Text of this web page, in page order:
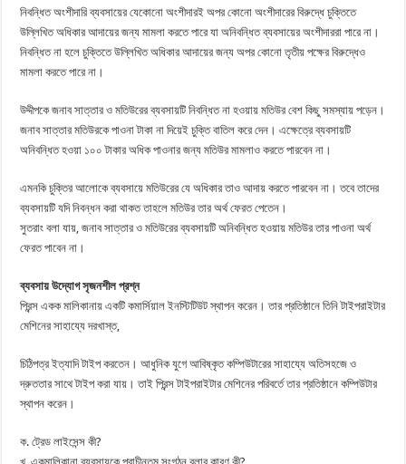
নিবন্ধিত অংশীদারি ব্যবসায়ের যেকোনো অংশীদারই অপর কোনো অংশীদারের বিরুদ্ধে চুক্তিতে
উল্লিখিত অধিকার আদায়ের জন্য মামলা করতে পারে যা অনিবন্ধিত ব্যবসায়ের অংশীদাররা পারে না।
নিবন্ধিত না হলে চুক্তিতে উল্লিখিত অধিকার আদায়ের জন্য অপর কোনো তৃতীয় পক্ষের বিরুদ্ধেও
মামলা করতে পারে না।
উদ্দীপকে জনাব সাত্তার ও মতিউরের ব্যবসায়টি নিবন্ধিত না হওয়ায় মতিউর বেশ কিছু সমস্যায় পড়েন।
জনাব সাত্তার মতিউরকে পাওনা টাকা না দিয়েই চুক্তি বাতিল করে দেন। এক্ষেত্রে ব্যবসায়টি
অনিবন্ধিত হওয়া ১০০ টাকার অধিক পাওনার জন্য মতিউর মামলাও করতে পারবেন না।
এমনকি চুক্তির আলোকে ব্যবসায়ে মতিউরের যে অধিকার তাও আদায় করতে পারবেন না। তবে তাদের
ব্যবসায়টি যদি নিবন্ধন করা থাকত তাহলে মতিউর তার অর্থ ফেরত পেতেন।
সুতরাং বলা যায়, জনাব সাত্তার ও মতিউরের ব্যবসায়টি অনিবন্ধিত হওয়ায় মতিউর তার পাওনা অর্থ
ফেরত পাবেন না।
ব্যবসায় উদ্যোগ সৃজনশীল প্রশ্ন
প্রিন্স একক মালিকানায় একটি কমার্সিয়াল ইনস্টিটিউট স্থাপন করেন। তার প্রতিষ্ঠানে তিনি টাইপরাইটার
মেশিনের সাহায্যে দরখাস্ত,
চিঠিপত্র ইত্যাদি টাইপ করতেন। আধুনিক যুগে আবিষ্কৃত কম্পিউটারের সাহায্যে অতিসহজে ও
দ্রুততার সাথে টাইপ করা যায়। তাই প্রিন্স টাইপরাইটার মেশিনের পরিবর্তে তার প্রতিষ্ঠানে কম্পিউটার
স্থাপন করেন।
ক. ট্রেড লাইসেন্স কী?